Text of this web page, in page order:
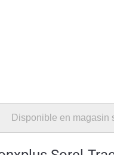
Disponible en magasin